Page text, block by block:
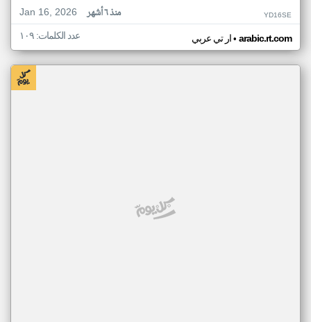
Jan 16, 2026
منذ ٦ أشهر YD16SE
ار تي عربي• arabic.rt.com عدد الكلمات: ١٠٩